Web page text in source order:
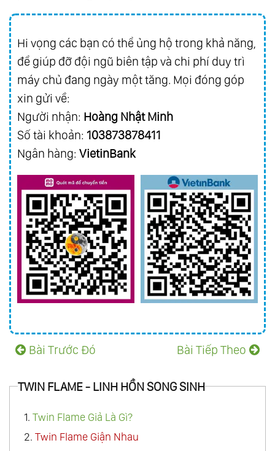
Hi vọng các bạn có thể ủng hộ trong khả năng,
để giúp đỡ đội ngũ biên tập và chi phí duy trì
máy chủ đang ngày một tăng. Mọi đóng góp
xin gửi về:
Người nhận: Hoàng Nhật Minh
Số tài khoản: 103873878411
Ngân hàng: VietinBank
Bài Trước Đó Bài Tiếp Theo
TWIN FLAME - LINH HỒN SONG SINH
1. Twin Flame Giả Là Gì?
2. Twin Flame Giận Nhau